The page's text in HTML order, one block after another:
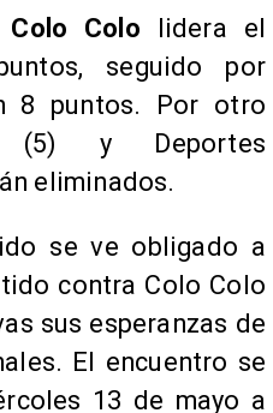
Colo Colo lidera el
seguido por
8 puntos. Por otro
(5) y Deportes
eliminados.
se ve obligado a
contra Colo Colo
sus esperanzas de
El encuentro se
13 de mayo a